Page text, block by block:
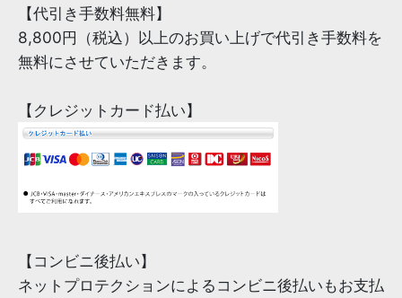
【代引き手数料無料】
8,800円（税込）以上のお買い上げで代引き手数料を
無料にさせていただきます。
【クレジットカード払い】
【コンビニ後払い】
ネットプロテクションによるコンビニ後払いもお支払